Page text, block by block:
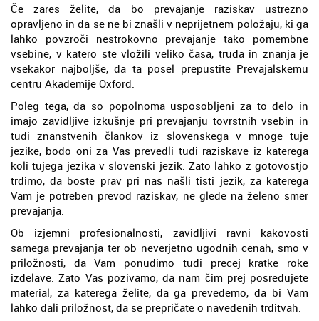
Če zares želite, da bo prevajanje raziskav ustrezno
opravljeno in da se ne bi znašli v neprijetnem položaju, ki ga
lahko povzroči nestrokovno prevajanje tako pomembne
vsebine, v katero ste vložili veliko časa, truda in znanja je
vsekakor najboljše, da ta posel prepustite Prevajalskemu
centru Akademije Oxford.
Poleg tega, da so popolnoma usposobljeni za to delo in
imajo zavidljive izkušnje pri prevajanju tovrstnih vsebin in
tudi znanstvenih člankov iz slovenskega v mnoge tuje
jezike, bodo oni za Vas prevedli tudi raziskave iz katerega
koli tujega jezika v slovenski jezik. Zato lahko z gotovostjo
trdimo, da boste prav pri nas našli tisti jezik, za katerega
Vam je potreben prevod raziskav, ne glede na želeno smer
prevajanja.
Ob izjemni profesionalnosti, zavidljivi ravni kakovosti
samega prevajanja ter ob neverjetno ugodnih cenah, smo v
priložnosti, da Vam ponudimo tudi precej kratke roke
izdelave. Zato Vas pozivamo, da nam čim prej posredujete
material, za katerega želite, da ga prevedemo, da bi Vam
lahko dali priložnost, da se prepričate o navedenih trditvah.